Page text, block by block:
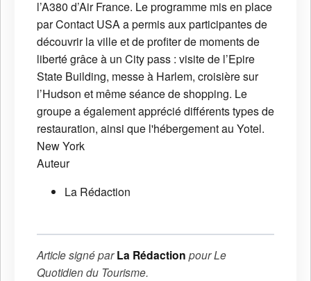
l’A380 d’Air France. Le programme mis en place
par Contact USA a permis aux participantes de
découvrir la ville et de profiter de moments de
liberté grâce à un City pass : visite de l’Epire
State Building, messe à Harlem, croisière sur
l’Hudson et même séance de shopping. Le
groupe a également apprécié différents types de
restauration, ainsi que l'hébergement au Yotel.
New York
Auteur
La Rédaction
Article signé parLa Rédaction pourLe
Quotidien du Tourisme.